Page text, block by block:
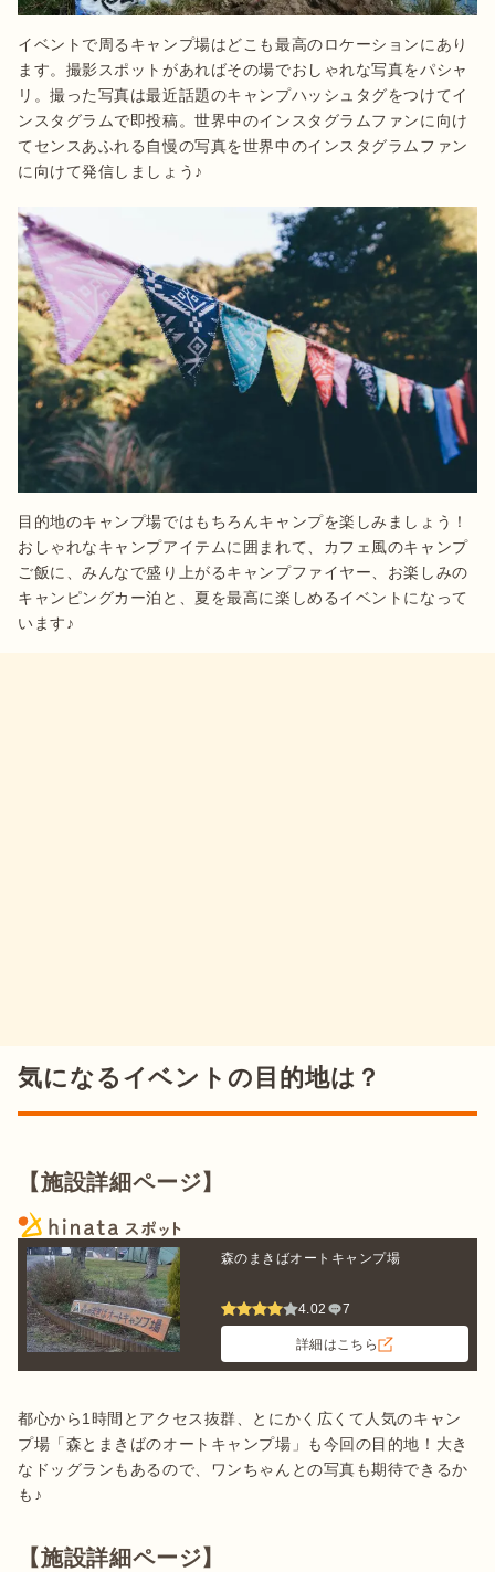
イベントで周るキャンプ場はどこも最高のロケーションにあり
ます。撮影スポットがあればその場でおしゃれな写真をパシャ
リ。撮った写真は最近話題のキャンプハッシュタグをつけてイ
ンスタグラムで即投稿。世界中のインスタグラムファンに向け
てセンスあふれる自慢の写真を世界中のインスタグラムファン
に向けて発信しましょう♪
目的地のキャンプ場ではもちろんキャンプを楽しみましょう！
おしゃれなキャンプアイテムに囲まれて、カフェ風のキャンプ
ご飯に、みんなで盛り上がるキャンプファイヤー、お楽しみの
キャンピングカー泊と、夏を最高に楽しめるイベントになって
います♪
気になるイベントの目的地は？
【施設詳細ページ】
森のまきばオートキャンプ場
4.02 7
詳細はこちら
都心から1時間とアクセス抜群、とにかく広くて人気のキャン
プ場「森とまきばのオートキャンプ場」も今回の目的地！大き
なドッグランもあるので、ワンちゃんとの写真も期待できるか
も♪
【施設詳細ページ】